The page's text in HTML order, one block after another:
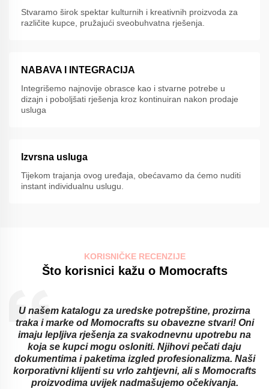
Stvaramo širok spektar kulturnih i kreativnih proizvoda za
različite kupce, pružajući sveobuhvatna rješenja.
NABAVA I INTEGRACIJA
Integrišemo najnovije obrasce kao i stvarne potrebe u
dizajn i poboljšati rješenja kroz kontinuiran nakon prodaje
usluga
Izvrsna usluga
Tijekom trajanja ovog uređaja, obećavamo da ćemo nuditi
instant individualnu uslugu.
KORISNIČKE RECENZIJE
Što korisnici kažu o Momocrafts
U našem katalogu za uredske potrepštine, prozirna
traka i marke od Momocrafts su obavezne stvari! Oni
imaju lepljiva rješenja za svakodnevnu upotrebu na
koja se kupci mogu osloniti. Njihovi pečati daju
dokumentima i paketima izgled profesionalizma. Naši
korporativni klijenti su vrlo zahtjevni, ali s Momocrafts
proizvodima uvijek nadmašujemo očekivanja.